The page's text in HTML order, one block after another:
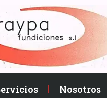
Nosotros